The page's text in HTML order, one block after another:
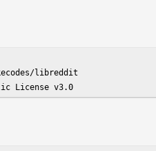
libreddit
License v3.0